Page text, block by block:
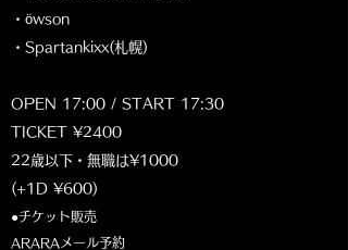
・öwson
・Spartankixx(札幌)
OPEN 17:00 / START 17:30
TICKET ¥2400
22歳以下・無職は¥1000
(+1D ¥600)
●チケット販売
ARARAメール予約